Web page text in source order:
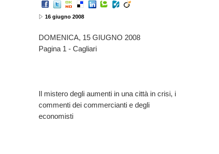
16 giugno 2008
DOMENICA, 15 GIUGNO 2008
Pagina 1 - Cagliari
Il mistero degli aumenti in una città in crisi, i
commenti dei commercianti e degli
economisti